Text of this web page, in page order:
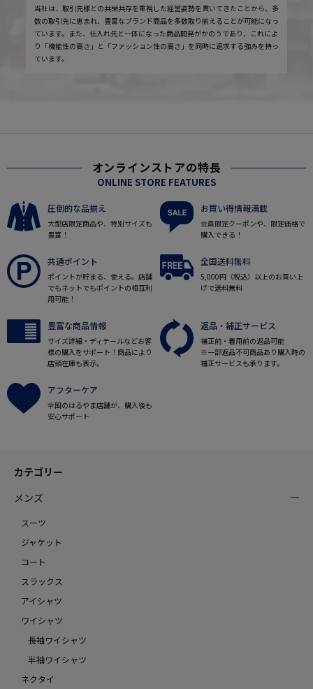
当社は、取引先様との共栄共存を重視した経営姿勢を貫いてきたことから、多
数の取引先に恵まれ、豊富なブランド商品を多数取り揃えることが可能になっ
ています。また、仕入れ先と一体になった商品開発がかのうであり、これによ
り「機能性の高さ」と「ファッション性の高さ」を同時に追求する強みを持っ
ています。
オンラインストアの特長
ONLINE STORE FEATURES
圧倒的な品揃え
大型店限定商品や、特別サイズも
豊富！
お買い得情報満載
会員限定クーポンや、限定価格で
購入できる！
共通ポイント
ポイントが貯まる、使える。店舗
でもネットでもポイントの相互利
用可能！
全国送料無料
5,000円（税込）以上のお買い上
げで送料無料
豊富な商品情報
サイズ詳細・ディテールなどお客
様の購入をサポート！商品により
店頭在庫も表示。
返品・補正サービス
補正前・着用前の返品可能
※一部返品不可商品あり購入時の
補正サービスも承ります。
アフターケア
全国のはるやま店舗が、購入後も
安心サポート
カテゴリー
メンズ
スーツ
ジャケット
コート
スラックス
アイシャツ
ワイシャツ
長袖ワイシャツ
半袖ワイシャツ
ネクタイ